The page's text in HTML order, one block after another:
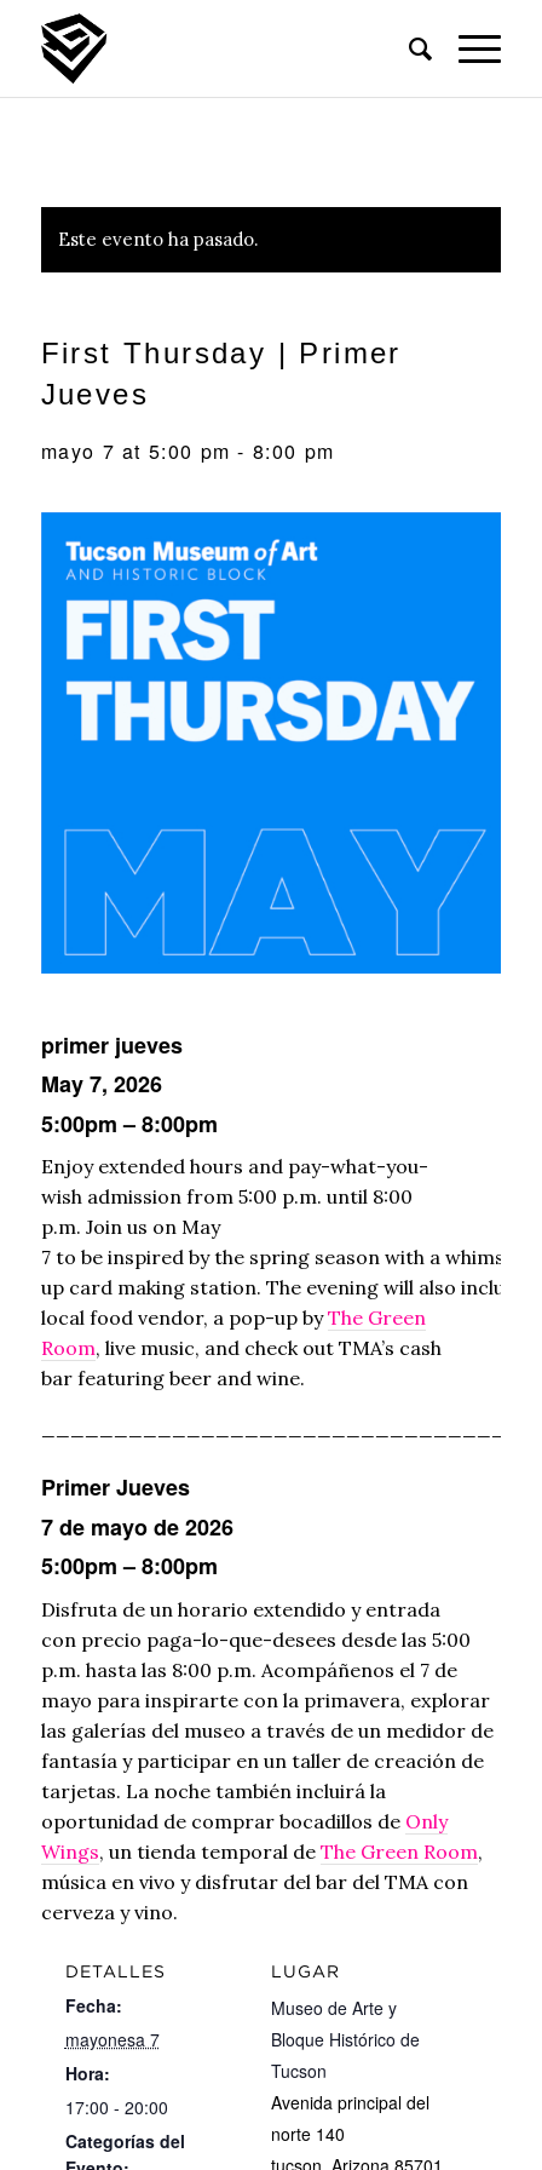
Este evento ha pasado.
First Thursday | Primer
Jueves
mayo 7 at 5:00 pm - 8:00 pm
primer jueves
May 7, 2026
5:00pm – 8:00pm
Enjoy extended hours and pay-what-you-
wish admission from 5:00 p.m. until 8:00
p.m. Join us on May
7 to be inspired by the spring season with a whimsy
up card making station. The evening will also
local food vendor, a pop-up byThe Green
Room, live music, and check out TMA’s cash
bar featuring beer and wine.
Primer Jueves
7 de mayo de 2026
5:00pm – 8:00pm
Disfruta de un horario extendido y entrada
con precio paga-lo-que-desees desdelas 5:00
p.m. hasta las 8:00 p.m. Acompáñenos el 7 de
mayo para inspirarte con la primavera, explorar
las galerías del museo a través de un medidor de
fantasía y participar en un taller de creación de
tarjetas. La noche también incluirá la
oportunidad de comprar bocadillos de Only
Wings, un tienda temporal de The Green Room,
música en vivo y disfrutar del bar del TMA con
cerveza y vino.
DETALLES
Fecha:
mayonesa 7
Hora:
17:00 - 20:00
Categorías del
LUGAR
Museo de Arte y
Bloque Histórico de
Tucson
Avenida principal del
norte 140
tucson Arizona 85701